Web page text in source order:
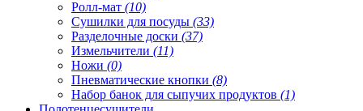
Ролл-мат (10)
Сушилки для посуды (33)
Разделочные доски (37)
Измельчители (11)
Ножи (0)
Пневматические кнопки (8)
Набор банок для сыпучих продуктов (1)